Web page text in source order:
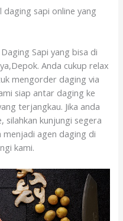
daging sapi online yang
Sapi yang bisa di
Anda cukup relax
mengorder daging via
siap antar daging ke
terjangkau. Jika anda
silahkan kunjungi segera
agen daging di
kami.